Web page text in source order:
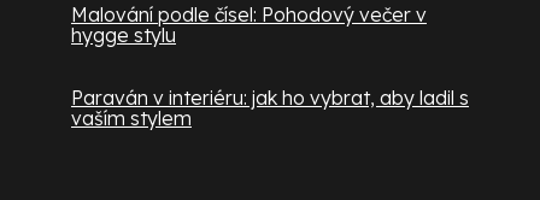
Malování podle čísel: Pohodový večer v
hygge stylu
Paraván v interiéru: jak ho vybrat, aby ladil s
vaším stylem